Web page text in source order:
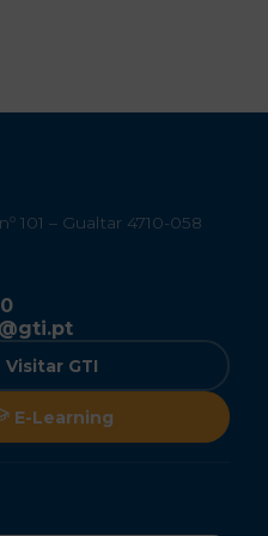
101 – Gualtar 4710-058
Visitar GTI
E-Learning